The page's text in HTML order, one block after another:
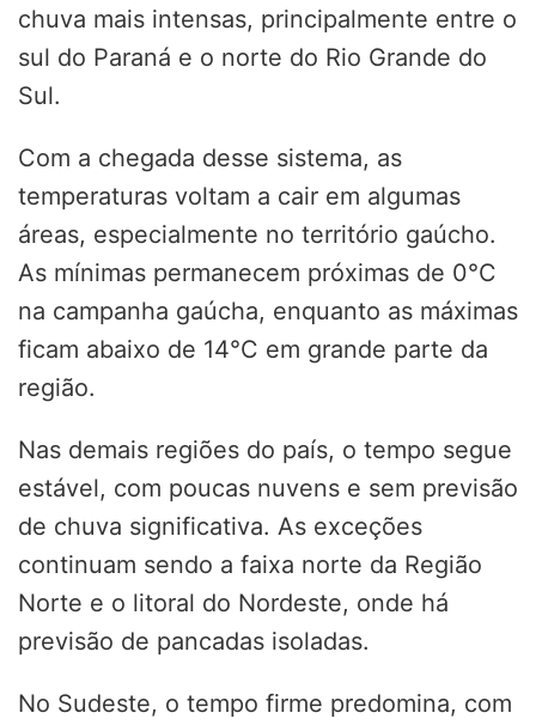
chuva mais intensas, principalmente entre o
sul do Paraná e o norte do Rio Grande do
Sul.
Com a chegada desse sistema, as
temperaturas voltam a cair em algumas
áreas, especialmente no território gaúcho.
As mínimas permanecem próximas de 0°C
na campanha gaúcha, enquanto as máximas
ficam abaixo de 14°C em grande parte da
região.
Nas demais regiões do país, o tempo segue
estável, com poucas nuvens e sem previsão
de chuva significativa. As exceções
continuam sendo a faixa norte da Região
Norte e o litoral do Nordeste, onde há
previsão de pancadas isoladas.
No Sudeste, o tempo firme predomina, com